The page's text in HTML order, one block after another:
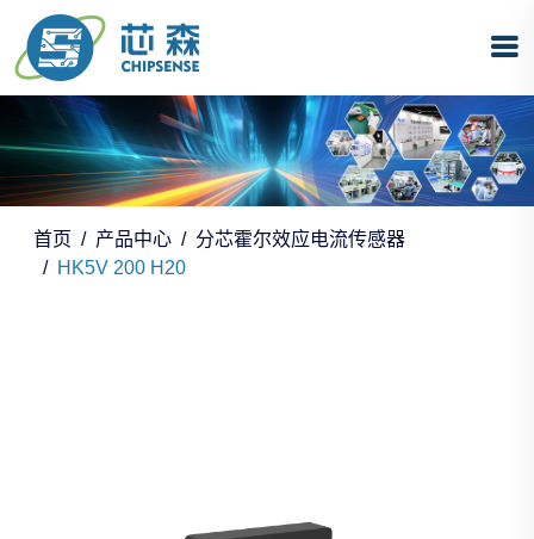
首页 产品中心
分芯霍尔效应电流传感器
HK5V 200 H20